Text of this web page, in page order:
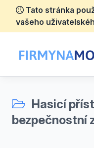
Tato stránka
vašeho
Hasicí
bezpečnostní